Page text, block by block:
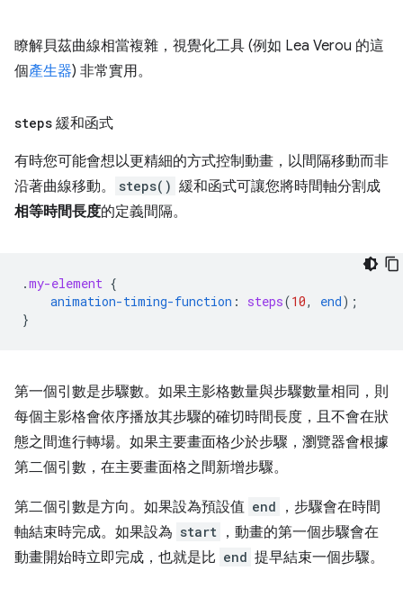
瞭解貝茲曲線相當複雜，視覺化工具 (例如 Lea Verou 的這
個產生器) 非常實用。
steps 緩和函式
有時您可能會想以更精細的方式控制動畫，以間隔移動而非
沿著曲線移動。
steps() 緩和函式可讓您將時間軸分割成
相等時間長度的定義間隔。
.my-element {
animation-timing-function : steps(10, end);
}
第一個引數是步驟數。如果主影格數量與步驟數量相同，則
每個主影格會依序播放其步驟的確切時間長度，且不會在狀
態之間進行轉場。如果主要畫面格少於步驟，瀏覽器會根據
第二個引數，在主要畫面格之間新增步驟。
第二個引數是方向。如果設為預設值 end
，步驟會在時間
軸結束時完成。如果設為 start ，動畫的第一個步驟會在
動畫開始時立即完成，也就是比 end 提早結束一個步驟。